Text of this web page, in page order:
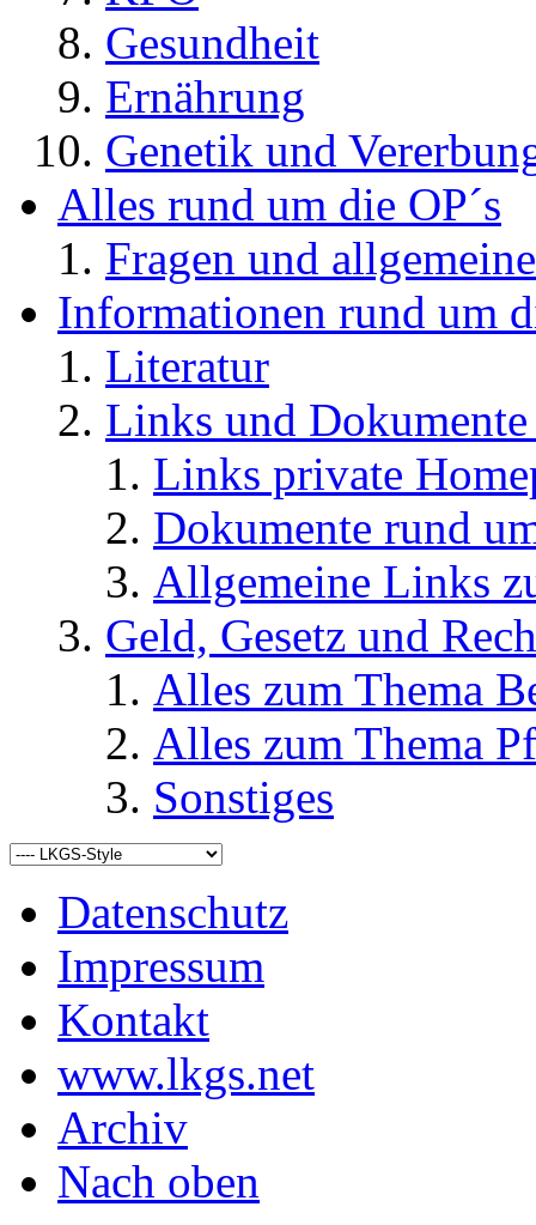
Gesundheit
Ernährung
Genetik und
Alles rund um die OP´s
Fragen und
Informationen rund um
Literatur
Links und
Links private
Dokumente rund
Allgemeine Links
Geld, Gesetz und
Alles zum Thema
Alles zum Thema
Sonstiges
Datenschutz
Impressum
Kontakt
www.lkgs.net
Archiv
Nach oben